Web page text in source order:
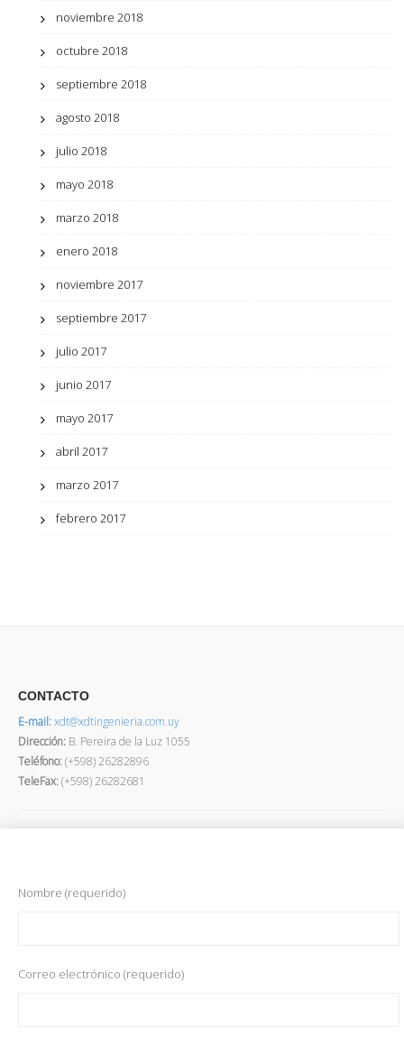
noviembre 2018
octubre 2018
septiembre 2018
agosto 2018
julio 2018
mayo 2018
marzo 2018
enero 2018
noviembre 2017
septiembre 2017
julio 2017
junio 2017
mayo 2017
abril 2017
marzo 2017
febrero 2017
CONTACTO
E-mail:xdt@xdtingenieria.com.uy
Dirección: B. Pereira de la Luz 1055
Teléfono:(+598) 26282896
TeleFax:(+598) 26282681
Nombre (requerido)
Correo electrónico (requerido)